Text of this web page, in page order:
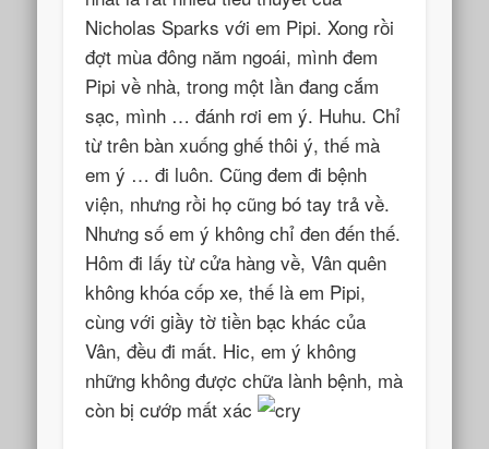
Nicholas Sparks với em Pipi. Xong rồi
đợt mùa đông năm ngoái, mình đem
Pipi về nhà, trong một lần đang cắm
sạc, mình … đánh rơi em ý. Huhu. Chỉ
từ trên bàn xuống ghế thôi ý, thế mà
em ý … đi luôn. Cũng đem đi bệnh
viện, nhưng rồi họ cũng bó tay trả về.
Nhưng số em ý không chỉ đen đến thế.
Hôm đi lấy từ cửa hàng về, Vân quên
không khóa cốp xe, thế là em Pipi,
cùng với giầy tờ tiền bạc khác của
Vân, đều đi mất. Hic, em ý không
những không được chữa lành bệnh, mà
còn bị cướp mất xác